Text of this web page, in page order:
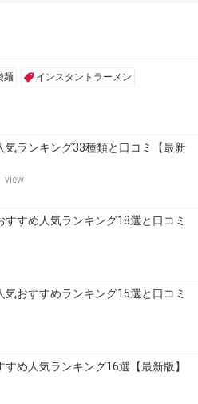
麺 インスタントラーメン
気ランキング33種類と口コミ【最新
view
すすめ人気ランキング18選と口コミ
気おすすめランキング15選と口コミ
め人気ランキング16選【最新版】